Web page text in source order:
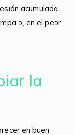
acumulada
o, en el peor
la
en buen